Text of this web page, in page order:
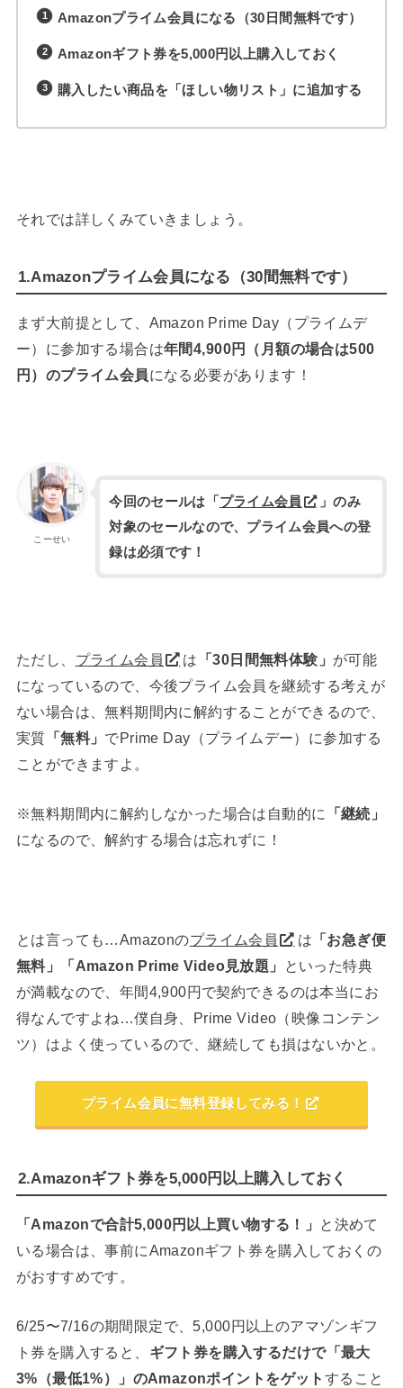
Amazonプライム会員になる（30日間無料です）
Amazonギフト券を5,000円以上購入しておく
購入したい商品を「ほしい物リスト」に追加する
それでは詳しくみていきましょう。
1.Amazonプライム会員になる（30間無料です）
まず大前提として、Amazon Prime Day（プライムデ
ー）に参加する場合は年間4,900円（月額の場合は500
円）のプライム会員になる必要があります！
こーせい
今回のセールは「 プライム会員
」のみ
対象のセールなので、プライム会員への登
録は必須です！
ただし、 プライム会員 は 「30日間無料体験」 が可能
になっているので、今後プライム会員を継続する考えが
ない場合は、無料期間内に解約することができるので、
実質 「無料」 でPrime Day（プライムデー）に参加する
ことができますよ。
※無料期間内に解約しなかった場合は自動的に
「継続」
になるので、解約する場合は忘れずに！
とは言っても…Amazonのプライム会員 は 「お急ぎ便
無料」「Amazon Prime Video見放題」
といった特典
が満載なので、年間4,900円で契約できるのは本当にお
得なんですよね…僕自身、Prime Video（映像コンテン
ツ）はよく使っているので、継続しても損はないかと。
プライム会員に無料登録してみる！
2.Amazonギフト券を5,000円以上購入しておく
「Amazonで合計5,000円以上買い物する！」 と決めて
いる場合は、事前にAmazonギフト券を購入しておくの
がおすすめです。
6/25〜7/16の期間限定で、5,000円以上のアマゾンギフ
ト券を購入すると、 ギフト券を購入するだけで「最大
3%（最低1%）」のAmazonポイントをゲット すること